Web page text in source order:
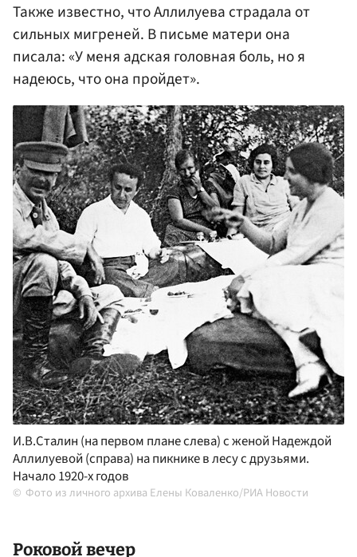
Также известно, что Аллилуева страдала от
сильных мигреней. В письме матери она
писала: «У меня адская головная боль, но я
надеюсь, что она пройдет».
И.В.Сталин (на первом плане слева) с женой Надеждой
Аллилуевой (справа) на пикнике в лесу с друзьями.
Начало 1920-х годов
Фото из личного архива Елены Коваленко/РИА Новости
Роковой вечер